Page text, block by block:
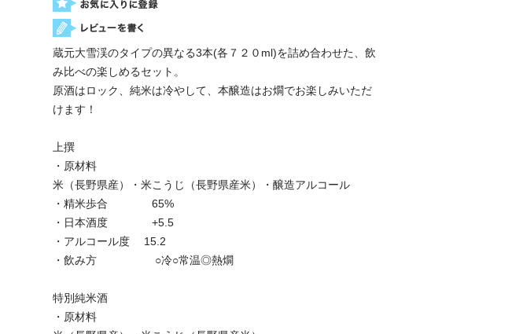
蔵元大雪渓のタイプの異なる3本(各７２０ml)を詰め合わせた、飲
み比べの楽しめるセット。
原酒はロック、純米は冷やして、本醸造はお燗でお楽しみいただ
けます！
上撰
・原材料
米（長野県産）・米こうじ（長野県産米）・醸造アルコール
・精米歩合 65%
・日本酒度 +5.5
・アルコール度 15.2
・飲み方 ○冷○常温◎熱燗
特別純米酒
・原材料